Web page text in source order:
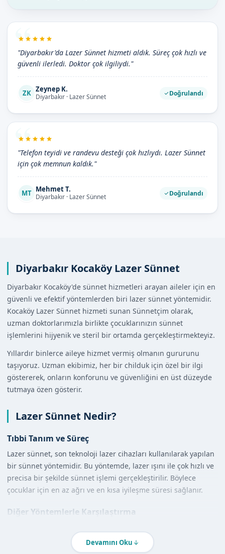
"Diyarbakır'da Lazer Sünnet hizmeti aldık. Süreç çok hızlı ve
güvenli ilerledi. Doktor çok ilgiliydi."
ZK Zeynep K.
Diyarbakır · Lazer Sünnet Doğrulandı
"Telefon teyidi ve randevu desteği çok hızlıydı. Lazer Sünnet
için çok memnun kaldık."
MT Mehmet T.
Diyarbakır · Lazer Sünnet Doğrulandı
Diyarbakır Kocaköy Lazer Sünnet
Diyarbakır Kocaköy'de sünnet hizmetleri arayan aileler için en
güvenli ve efektif yöntemlerden biri lazer sünnet yöntemidir.
Kocaköy Lazer Sünnet hizmeti sunan Sünnetçim olarak,
uzman doktorlarımızla birlikte çocuklarınızın sünnet
işlemlerini hijyenik ve steril bir ortamda gerçekleştirmekteyiz.
Yıllardır binlerce aileye hizmet vermiş olmanın gururunu
taşıyoruz. Uzman ekibimiz, her bir childuk için özel bir ilgi
göstererek, onların konforunu ve güvenliğini en üst düzeyde
tutmaya özen gösterir.
Lazer Sünnet Nedir?
Tıbbi Tanım ve Süreç
Lazer sünnet, son teknoloji lazer cihazları kullanılarak yapılan
bir sünnet yöntemidir. Bu yöntemde, lazer ışını ile çok hızlı ve
precisa bir şekilde sünnet işlemi gerçekleştirilir. Böylece
çocuklar için en az ağrı ve en kısa iyileşme süresi sağlanır.
Diğer Yöntemlerle Karşılaştırma
kanama ve daha nhanh bir iyileşme süreci sunar. Ayrıca, lazer
sünnet sırasında lokal anestezi uygulanabileceği için
Devamını Oku